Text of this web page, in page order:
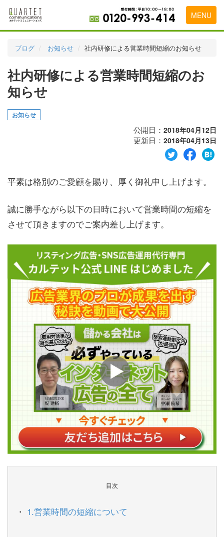
MENU
実績・お客様の声
初めて導入をお考えの方
代理店の乗り換えをお考えの方
会社概要
お問い合わせ
ブログ お知らせ 社内研修による営業時間短縮のお知らせ
社内研修による営業時間短縮のお
知らせ
お知らせ
公開日： 2018年04月12日
更新日： 2018年04月13日
平素は格別のご愛顧を賜り、厚く御礼申し上げます。
誠に勝手ながら以下の日時において営業時間の短縮を
させて頂きますのでご案内差し上げます。
目次
1.営業時間の短縮について